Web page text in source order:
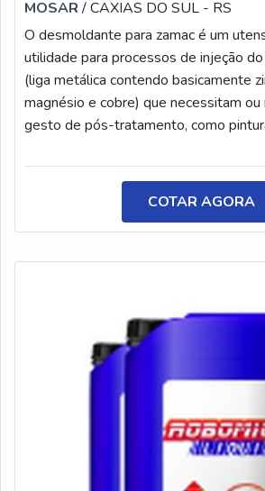
MOSAR/ CAXIAS DO SUL - RS
O desmoldante para zamac é um
utilidade para processos de injeção
(liga metálica contendo basicamente
magnésio e cobre) que necessitam ou
gesto de pós-tratamento, como
a extração da peça injetada da
quebras e defeitos, e mantendo um
acabamento superficial do produto
final.CARACTERÍSTICAS DO
contém
COTAR AGORA